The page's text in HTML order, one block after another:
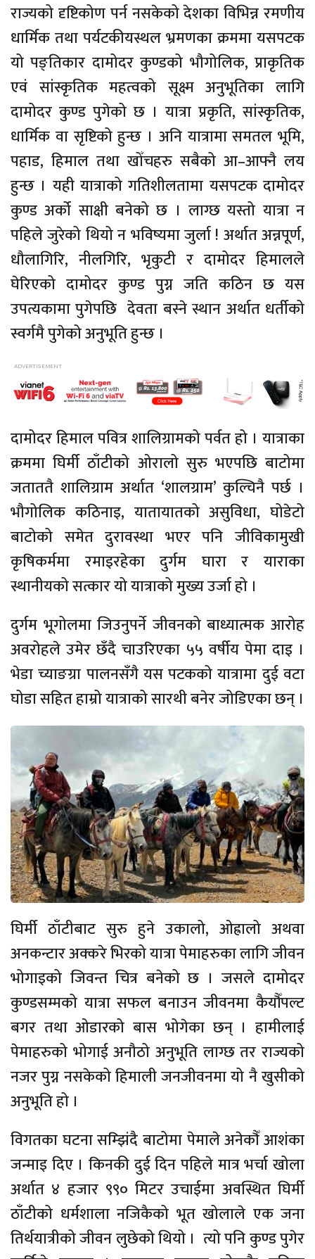
राज्यको दृष्टिकोण पर्न नसकेको देशका विभिन्न रमणीय
धार्मिक तथा पर्यटकीयस्थल भ्रमणका क्रममा यसपटक
यो पङ्तिकार दामोदर कुण्डको भौगोलिक, प्राकृतिक
एवं सांस्कृतिक महत्वको सूक्ष्म अनुभूतिका लागि
दामोदर कुण्ड पुगेको छ । यात्रा प्रकृति, सांस्कृतिक,
धार्मिक वा सृष्टिको हुन्छ । अनि यात्रामा समतल भूमि,
पहाड, हिमाल तथा खोँचहरु सबैको आ–आफ्नै लय
हुन्छ । यही यात्राको गतिशीलतामा यसपटक दामोदर
कुण्ड अर्को साक्षी बनेको छ । लाग्छ यस्तो यात्रा न
पहिले जुरेको थियो न भविष्यमा जुर्ला ! अर्थात अन्नपूर्ण,
धौलागिरि, नीलगिरि, भृकुटी र दामोदर हिमालले
घेरिएको दामोदर कुण्ड पुग्न जति कठिन छ यस
उपत्यकामा पुगेपछि देवता बस्ने स्थान अर्थात धर्तीको
स्वर्गमै पुगेको अनुभूति हुन्छ ।
दामोदर हिमाल पवित्र शालिग्रामको पर्वत हो । यात्राका
क्रममा घिर्मी ठाँटीको ओरालो सुरु भएपछि बाटोमा
जताततै शालिग्राम अर्थात ‘शालग्राम’ कुल्चिनै पर्छ ।
भौगोलिक कठिनाइ, यातायातको असुविधा, घोडेटो
बाटोको समेत दुरावस्था भएर पनि जीविकामुखी
कृषिकर्ममा रमाइरहेका दुर्गम घारा र याराका
स्थानीयको सत्कार यो यात्राको मुख्य उर्जा हो ।
दुर्गम भूगोलमा जिउनुपर्ने जीवनको बाध्यात्मक आरोह
अवरोहले उमेर छँदै चाउरिएका ५५ वर्षीय पेमा दाइ ।
भेडा च्याङग्रा पालनसँगै यस पटकको यात्रामा दुई वटा
घोडा सहित हाम्रो यात्राको सारथी बनेर जोडिएका छन् ।
घिर्मी ठाँटीबाट सुरु हुने उकालो, ओह्रालो अथवा
अनकन्टार अक्करे भिरको यात्रा पेमाहरुका लागि जीवन
भोगाइको जिवन्त चित्र बनेको छ । जसले दामोदर
कुण्डसम्मको यात्रा सफल बनाउन जीवनमा कैयौँपल्ट
बगर तथा ओडारको बास भोगेका छन् । हामीलाई
पेमाहरुको भोगाई अनौठो अनुभूति लाग्छ तर राज्यको
नजर पुग्न नसकेको हिमाली जनजीवनमा यो नै खुसीको
अनुभूति हो ।
विगतका घटना सम्झिंदै बाटोमा पेमाले अनेकौँ आशंका
जन्माइ दिए । किनकी दुई दिन पहिले मात्र भर्चा खोला
अर्थात ४ हजार ९९० मिटर उचाईमा अवस्थित घिर्मी
ठाँटीको धर्मशाला नजिकैको भूत खोलाले एक जना
तिर्थयात्रीको जीवन लुछेको थियो । त्यो पनि कुण्ड पुगेर